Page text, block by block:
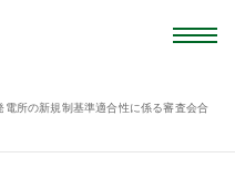
所の新規制基準適合性に係る審査会合